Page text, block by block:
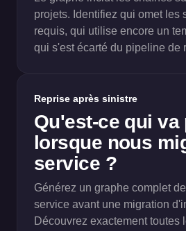
projets. Identifiez qui omet les
requis, qui utilise encore un
qui s'est écarté du pipeline de
Reprise après sinistre
Qu'est-ce qui va
lorsque nous
service ?
Générez un graphe complet
service avant une migration
Découvrez exactement toutes